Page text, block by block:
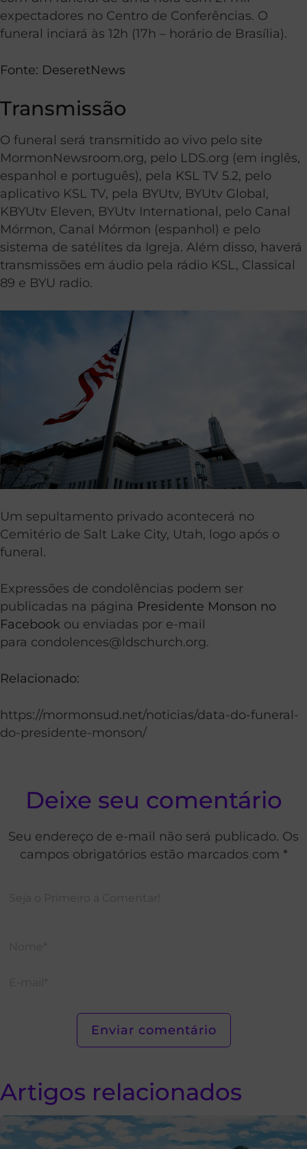
expectadores no Centro de Conferências. O
funeral inciará às 12h (17h – horário de Brasília).
Fonte: DeseretNews
Transmissão
O funeral será transmitido ao vivo pelo site
MormonNewsroom.org, pelo LDS.org (em inglês,
espanhol e português), pela KSL TV 5.2, pelo
aplicativo KSL TV, pela BYUtv, BYUtv Global,
KBYUtv Eleven, BYUtv International, pelo Canal
Mórmon, Canal Mórmon (espanhol) e pelo
sistema de satélites da Igreja. Além disso, haverá
transmissões em áudio pela rádio KSL, Classical
89 e BYU radio.
Um sepultamento privado acontecerá no
Cemitério de Salt Lake City, Utah, logo após o
funeral.
Expressões de condolências podem ser
publicadas na página Presidente Monson no
Facebook ou enviadas por e-mail
para condolences@ldschurch.org.
Relacionado:
https://mormonsud.net/noticias/data-do-funeral-
do-presidente-monson/
Deixe seu comentário
Seu endereço de e-mail não será publicado. Os
campos obrigatórios estão marcados com *
Artigos relacionados